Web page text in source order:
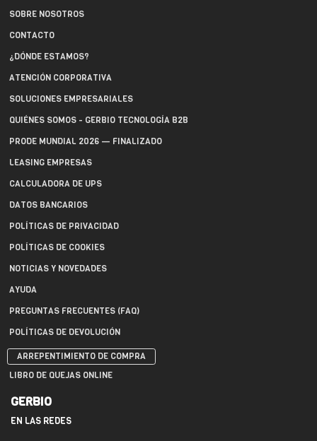
SOBRE NOSOTROS
CONTACTO
¿DÓNDE ESTAMOS?
ATENCIÓN CORPORATIVA
SOLUCIONES EMPRESARIALES
QUIÉNES SOMOS - GERBIO TECNOLOGÍA B2B
PRODE MUNDIAL 2026 — FINALIZADO
LEASING EMPRESAS
CALCULADORA DE UPS
DATOS BANCARIOS
POLÍTICAS DE PRIVACIDAD
POLÍTICAS DE COOKIES
NOTICIAS Y NOVEDADES
AYUDA
PREGUNTAS FRECUENTES (FAQ)
POLÍTICAS DE DEVOLUCIÓN
ARREPENTIMIENTO DE COMPRA
LIBRO DE QUEJAS ONLINE
GERBIO
EN LAS REDES